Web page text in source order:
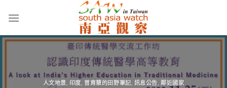
人文地景 印度 曾育慧的田野筆記 訊息公告 ,鄰近國家